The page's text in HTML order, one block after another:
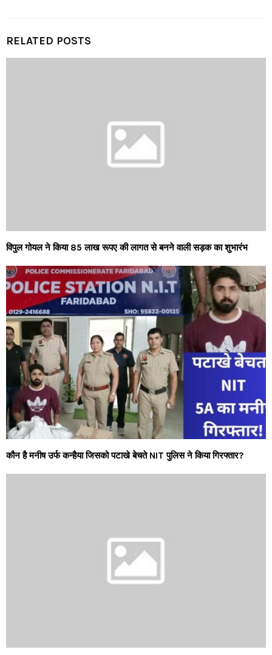
RELATED POSTS
विपुल गोयल ने किया 85 लाख रूपए की लागत से बनने वाली सड़क का शुभारंभ
कौन है मनीष उर्फ कन्हैया जिसको पटाखे बेचते NIT पुलिस ने किया गिरफ्तार?